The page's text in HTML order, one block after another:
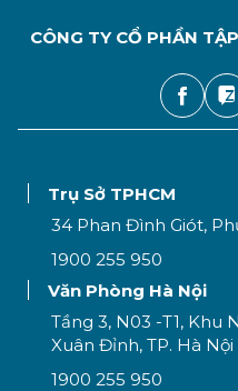
CÔNG TY CỔ PHẦN
Trụ Sở TPHCM
34 Phan Đình Giót,
1900 255 950
Văn Phòng Hà Nội
Tầng 3, N03 -T1, Khu
Xuân Đỉnh, TP. Hà Nội
1900 255 950